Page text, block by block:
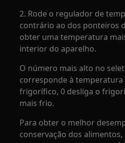
2. Rode o regulador de
contrário ao dos ponteiros
obter uma temperatura
interior do aparelho.
O número mais alto no
corresponde à
frigorífico, 0 desliga o
mais frio.
Para obter o melhor
conservação dos